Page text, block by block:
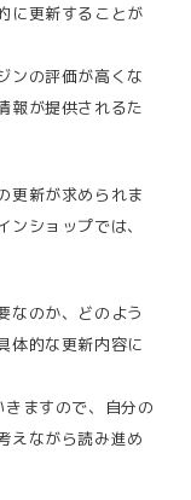
に更新することが
ンの評価が高くな
報が提供されるた
更新が求められま
ショップでは、
なのか、どのよう
体的な更新内容に
ますので、自分の
えながら読み進め